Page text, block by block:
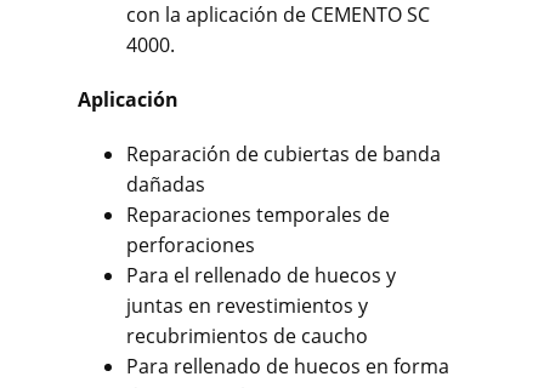
con la aplicación de CEMENTO SC
4000.
Aplicación
Reparación de cubiertas de banda
dañadas
Reparaciones temporales de
perforaciones
Para el rellenado de huecos y
juntas en revestimientos y
recubrimientos de caucho
Para rellenado de huecos en forma